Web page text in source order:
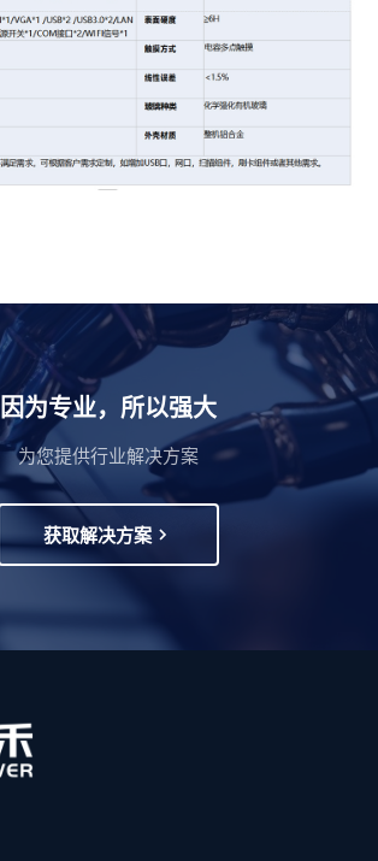
因为专业，所以强大
为您提供行业解决方案
获取解决方案